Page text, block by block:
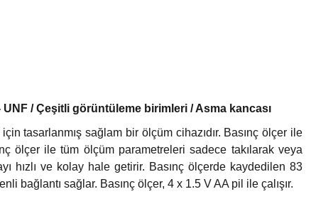
/ Çeşitli görüntüleme birimleri / Asma kancası
tasarlanmış sağlam bir ölçüm cihazıdır. Basınç ölçer ile
ölçer ile tüm ölçüm parametreleri sadece takılarak veya
hızlı ve kolay hale getirir. Basınç ölçerde kaydedilen 83
bağlantı sağlar. Basınç ölçer, 4 x 1.5 V AA pil ile çalışır.